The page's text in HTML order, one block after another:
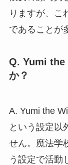
りますが、こ
であることが
Q. Yumi the
か？
A. Yumi the
という設定以
せん。魔法学
う設定で活動